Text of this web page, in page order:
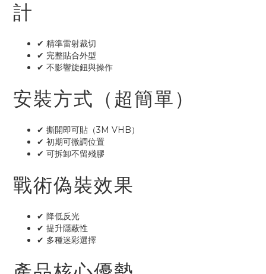
計
✔ 精準雷射裁切
✔ 完整貼合外型
✔ 不影響旋鈕與操作
安裝方式（超簡單）
✔ 撕開即可貼（3M VHB）
✔ 初期可微調位置
✔ 可拆卸不留殘膠
戰術偽裝效果
✔ 降低反光
✔ 提升隱蔽性
✔ 多種迷彩選擇